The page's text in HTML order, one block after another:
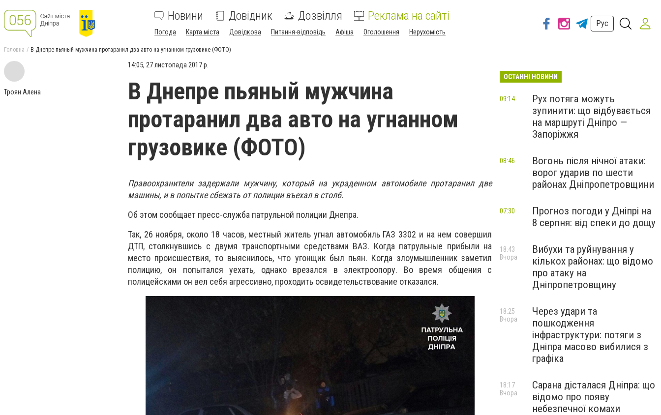
Новини Довідник Дозвілля Реклама на сайті
Погода Карта міста Довідкова Питання-відповідь Афіша Оголошення Нерухомість
Рус
Головна В Днепре пьяный мужчина протаранил два авто на угнанном грузовике (ФОТО)
Троян Алена
14:05, 27 листопада 2017 р.
В Днепре пьяный мужчина
протаранил два авто на угнанном
грузовике (ФОТО)
Правоохранители задержали мужчину, который на украденном автомобиле протаранил две
машины, и в попытке сбежать от полиции въехал в столб.
Об этом сообщает пресс-служба патрульной полиции Днепра.
Так, 26 ноября, около 18 часов, местный житель угнал автомобиль ГАЗ 3302 и на нем совершил
ДТП, столкнувшись с двумя транспортными средствами ВАЗ. Когда патрульные прибыли на
место происшествия, то выяснилось, что угонщик был пьян. Когда злоумышленник заметил
полицию, он попытался уехать, однако врезался в электроопору. Во время общения с
полицейскими он вел себя агрессивно, проходить освидетельствование отказался.
ОСТАННІ НОВИНИ
Рух потяга можуть
зупинити: що відбувається
на маршруті Дніпро —
Запоріжжя
09:14
Вогонь після нічної атаки:
ворог ударив по шести
районах Дніпропетровщини
08:46
Прогноз погоди у Дніпрі на
8 серпня: від спеки до дощу
07:30
Вибухи та руйнування у
кількох районах: що відомо
про атаку на
Дніпропетровщину
18:43
Вчора
Через удари та
пошкодження
інфраструктури: потяги з
Дніпра масово вибилися з
графіка
18:25
Вчора
Сарана дісталася Дніпра: що
відомо про появу
небезпечної комахи
18:17
Вчора